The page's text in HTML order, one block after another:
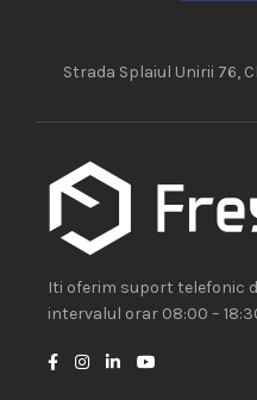
Strada Splaiul Unirii 76,
Iti oferim suport telefonic
intervalul orar 08:00 –